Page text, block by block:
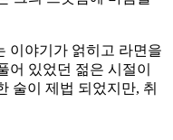
이야기가 얽히고 라면을
어 있었던 젊은 시절이
술이 제법 되었지만, 취